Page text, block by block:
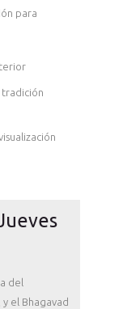
para
tradición
del
el Bhagavad